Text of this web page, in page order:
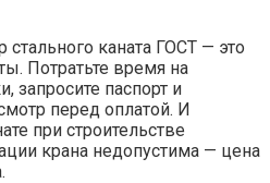
каната ГОСТ — это
Потратьте время на
запросите паспорт и
перед оплатой. И
при строительстве
крана недопустима — цена